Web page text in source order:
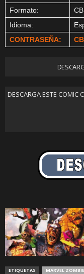
Formato:
Idioma:
CONTRASEÑA:
DESCARGA ESTE COMIC
ETIQUETAS MARVEL